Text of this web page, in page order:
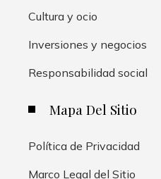
Cultura y ocio
Inversiones y negocios
Responsabilidad social
Mapa Del Sitio
Política de Privacidad
Marco Legal del Sitio